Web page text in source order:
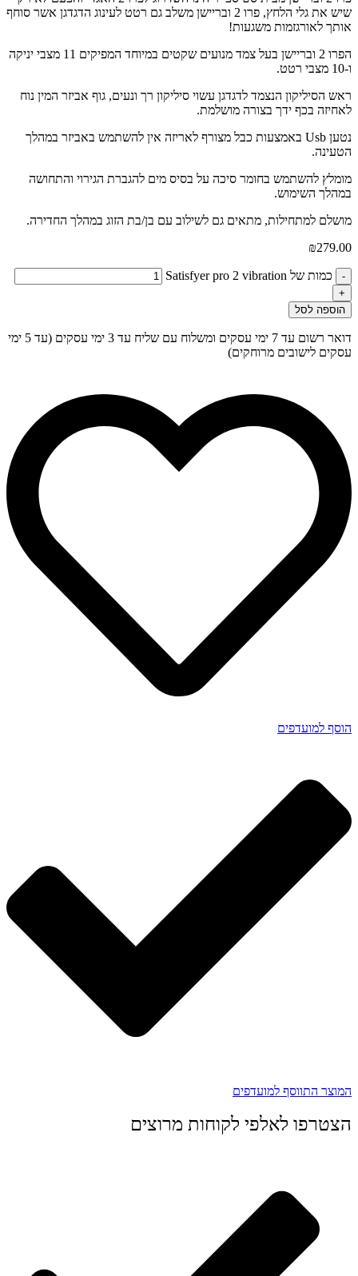
שיש את גלי הלחץ, פרו 2 ובריישן משלב גם רטט לעינוג הדגדגן אשר סוחף
אותך לאורגזמות משגעות!
הפרו 2 ובריישן בעל צמד מנועים שקטים במיוחד המפיקים 11 מצבי יניקה
ו-10 מצבי רטט.
ראש הסיליקון הנצמד לדגדגן עשוי סיליקון רך ונעים, גוף אביזר המין נוח
לאחיזה בכף ידך בצורה מושלמת.
נטען Usb באמצעות כבל מצורף לאריזה אין להשתמש באביזר במהלך
הטעינה.
מומלץ להשתמש בחומר סיכה על בסיס מים להגברת הגירוי והתחושה
במהלך השימוש.
מושלם למתחילות, מתאים גם לשילוב עם בן/בת הזוג במהלך החדירה.
₪279.00
- כמות של Satisfyer pro 2 vibration
+
הוספה לסל
דואר רשום עד 7 ימי עסקים ומשלוח עם שליח עד 3 ימי עסקים (עד 5 ימי
עסקים לישובים מרוחקים)
הוסף למועדפים
המוצר התווסף למועדפים
הצטרפו לאלפי לקוחות מרוצים